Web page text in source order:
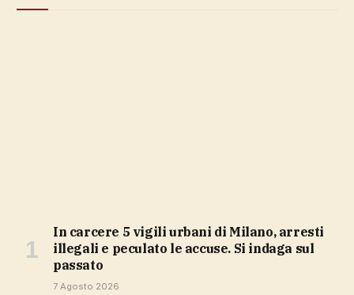
In carcere 5 vigili urbani di Milano, arresti
illegali e peculato le accuse. Si indaga sul
passato
7 Agosto 2026